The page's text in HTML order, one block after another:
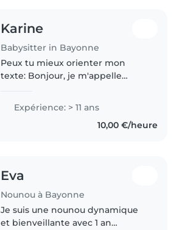
Karine
Babysitter in Bayonne
Peux tu mieux orienter mon
texte: Bonjour, je m'appelle
enfants cela devient kahine que
je trouve trop mignon. J'ai 15 ans
Expérience: > 11 ans
10,00 €/heure
Eva
Nounou à Bayonne
Je suis une nounou dynamique
et bienveillante avec 1 an